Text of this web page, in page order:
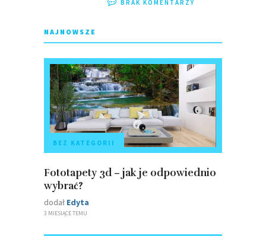
BRAK KOMENTARZY
NAJNOWSZE
BEZ KATEGORII
Fototapety 3d – jak je odpowiednio
wybrać?
dodał Edyta
3 MIESIĄCE TEMU